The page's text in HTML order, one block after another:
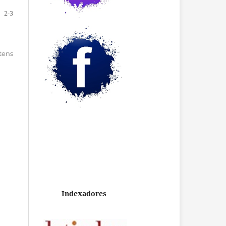
2-3
Indexadores